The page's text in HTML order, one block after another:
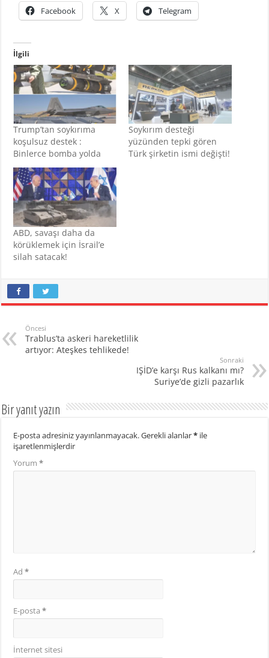
Facebook X Telegram
İlgili
Trump’tan soykırıma
koşulsuz destek :
Binlerce bomba yolda
Soykırım desteği
yüzünden tepki gören
Türk şirketin ismi değişti!
ABD, savaşı daha da
körüklemek için İsrail’e
silah satacak!
Öncesi
Trablus’ta askeri hareketlilik
artıyor: Ateşkes tehlikede!
Sonraki
IŞİD’e karşı Rus kalkanı mı?
Suriye’de gizli pazarlık
Bir yanıt yazın
E-posta adresiniz yayınlanmayacak.Gerekli alanlar* ile
işaretlenmişlerdir
Yorum*
Ad*
E-posta*
İnternet sitesi